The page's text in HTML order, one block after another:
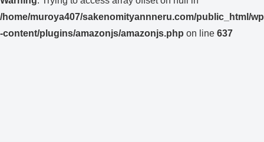
/home/muroya407/sakenomityannneru.com/public_html/wp
-content/plugins/amazonjs/amazonjs.php on line 637